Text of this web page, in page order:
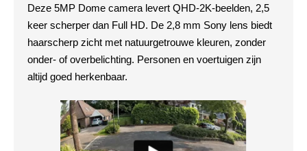
Deze 5MP Dome camera levert QHD-2K-beelden, 2,5
keer scherper dan Full HD. De 2,8 mm Sony lens biedt
haarscherp zicht met natuurgetrouwe kleuren, zonder
onder- of overbelichting. Personen en voertuigen zijn
altijd goed herkenbaar.